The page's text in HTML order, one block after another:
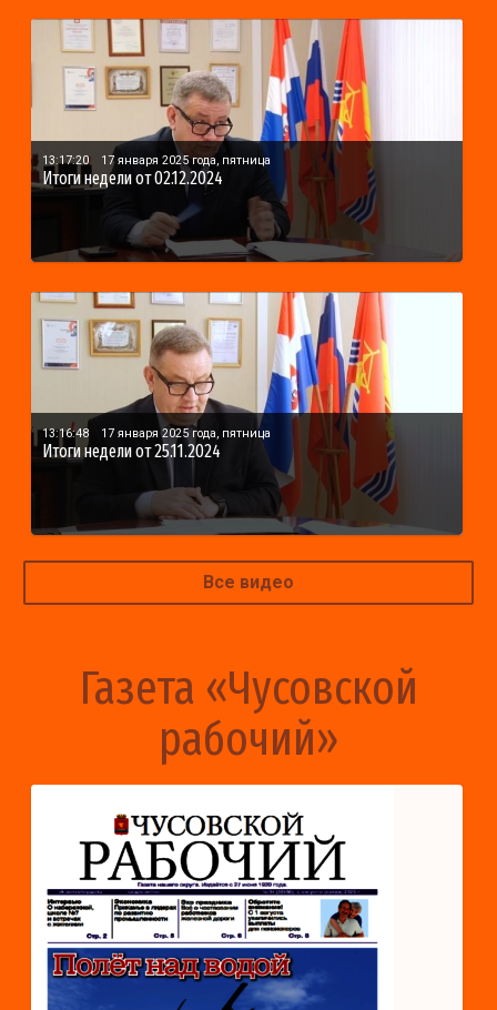
13:17:20 17 января 2025 года, пятница
Итоги недели от 02.12.2024
13:16:48 17 января 2025 года, пятница
Итоги недели от 25.11.2024
Все видео
Газета «Чусовской
рабочий»